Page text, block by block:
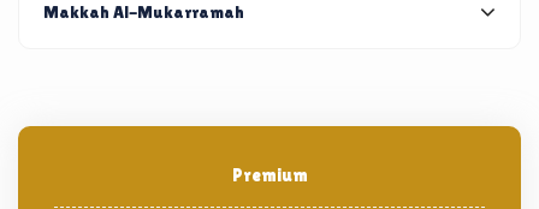
Makkah Al-Mukarramah
Premium